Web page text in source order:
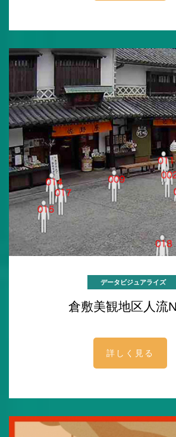
データビジュアライズ
倉敷美観地区人流
詳しく見る